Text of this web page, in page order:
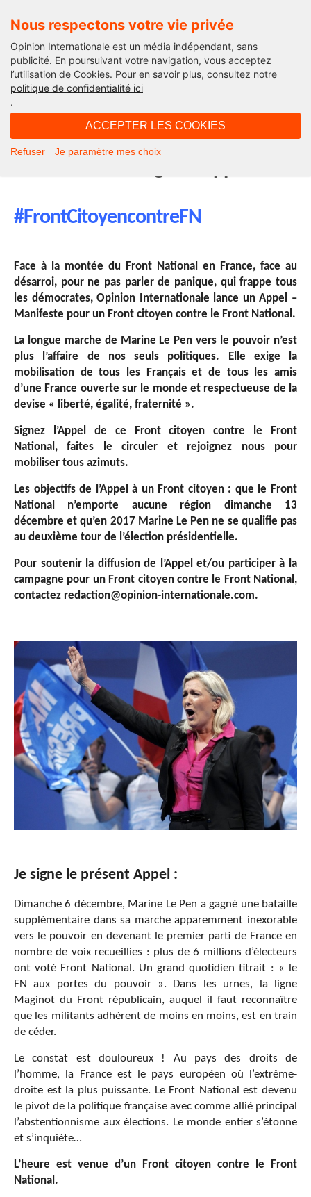
Nous respectons votre vie privée
Opinion Internationale est un média indépendant, sans
publicité. En poursuivant votre navigation, vous acceptez
l’utilisation de Cookies. Pour en savoir plus, consultez notre
politique de confidentialité ici
.
ACCEPTER LES COOKIES
Refuser Je paramètre mes choix
Edito
Pour un Front citoyen contre le
#FrontCitoyencontreFN
Face à la montée du Front National en France, face au
désarroi, pour ne pas parler de panique, qui frappe tous
les démocrates, Opinion Internationale lance un Appel –
Manifeste pour un Front citoyen contre le Front National.
La longue marche de Marine Le Pen vers le pouvoir n’est
plus l’affaire de nos seuls politiques. Elle exige la
mobilisation de tous les Français et de tous les amis
d’une France ouverte sur le monde et respectueuse de la
devise « liberté, égalité, fraternité ».
Signez l’Appel de ce Front citoyen contre le Front
National, faites le circuler et rejoignez nous pour
mobiliser tous azimuts.
Les objectifs de l’Appel à un Front citoyen : que le Front
National n’emporte aucune région dimanche 13
décembre et qu’en 2017 Marine Le Pen ne se qualifie pas
au deuxième tour de l’élection présidentielle.
Pour soutenir la diffusion de l’Appel et/ou participer à la
campagne pour un Front citoyen contre le Front National,
contactez redaction@opinion-internationale.com.
Je signe le présent Appel :
Dimanche 6 décembre, Marine Le Pen a gagné une bataille
supplémentaire dans sa marche apparemment inexorable
vers le pouvoir en devenant le premier parti de France en
nombre de voix recueillies : plus de 6 millions d’électeurs
ont voté Front National. Un grand quotidien titrait : « le
FN aux portes du pouvoir ». Dans les urnes, la ligne
Maginot du Front républicain, auquel il faut reconnaître
que les militants adhèrent de moins en moins, est en train
de céder.
Le constat est douloureux ! Au pays des droits de
l’homme, la France est le pays européen où l’extrême-
droite est la plus puissante. Le Front National est devenu
le pivot de la politique française avec comme allié principal
l’abstentionnisme aux élections. Le monde entier s’étonne
et s’inquiète…
L’heure est venue d’un Front citoyen contre le Front
National.